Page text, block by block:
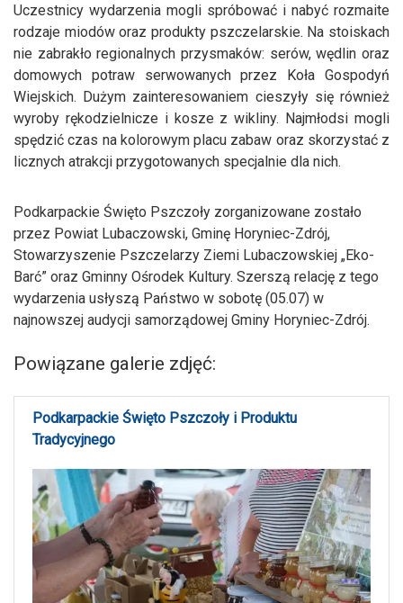
Uczestnicy wydarzenia mogli spróbować i nabyć rozmaite
rodzaje miodów oraz produkty pszczelarskie. Na stoiskach
nie zabrakło regionalnych przysmaków: serów, wędlin oraz
domowych potraw serwowanych przez Koła Gospodyń
Wiejskich. Dużym zainteresowaniem cieszyły się również
wyroby rękodzielnicze i kosze z wikliny. Najmłodsi mogli
spędzić czas na kolorowym placu zabaw oraz skorzystać z
licznych atrakcji przygotowanych specjalnie dla nich.
Podkarpackie Święto Pszczoły zorganizowane zostało
przez Powiat Lubaczowski, Gminę Horyniec-Zdrój,
Stowarzyszenie Pszczelarzy Ziemi Lubaczowskiej „Eko-
Barć” oraz Gminny Ośrodek Kultury. Szerszą relację z tego
wydarzenia usłyszą Państwo w sobotę (05.07) w
najnowszej audycji samorządowej Gminy Horyniec-Zdrój.
Powiązane galerie zdjęć:
Podkarpackie Święto Pszczoły i Produktu
Tradycyjnego